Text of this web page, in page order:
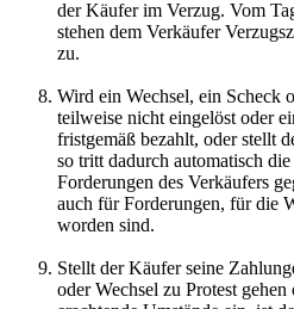
der Käufer im Verzug. Vom
stehen dem Verkäufer
zu.
Wird ein Wechsel, ein Scheck
teilweise nicht eingelöst oder
fristgemäß bezahlt, oder stellt
so tritt dadurch automatisch
Forderungen des Verkäufers
auch für Forderungen, für die
worden sind.
Stellt der Käufer seine
oder Wechsel zu Protest